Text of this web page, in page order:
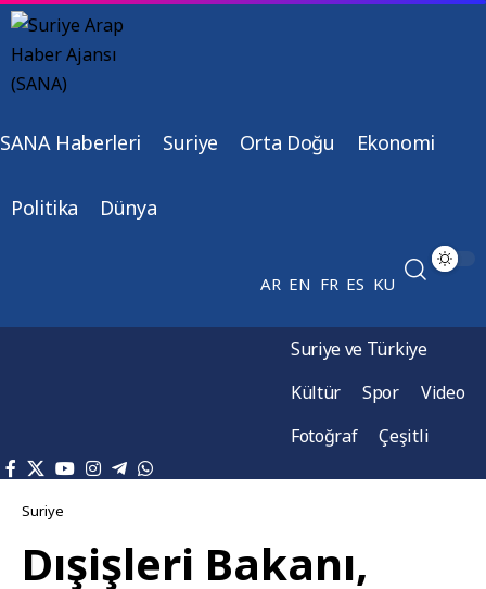
SANA Haberleri Suriye Orta Doğu Ekonomi
Politika Dünya
AR EN FR ES KU
Suriye ve Türkiye
Kültür
Spor
Video
Fotoğraf
Çeşitli
Suriye
Dışişleri Bakanı,